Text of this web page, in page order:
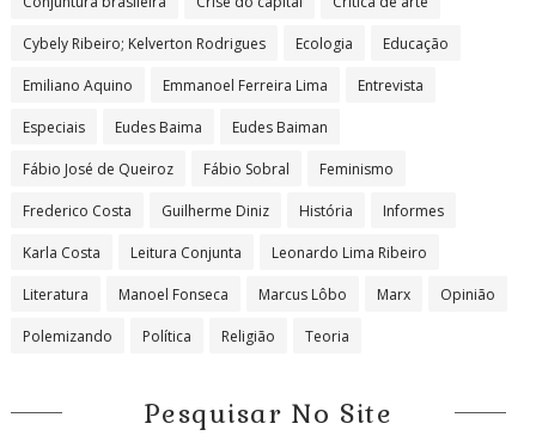
Cybely Ribeiro; Kelverton Rodrigues Ecologia Educação
Emiliano Aquino Emmanoel Ferreira Lima Entrevista
Especiais Eudes Baima Eudes Baiman
Fábio José de Queiroz Fábio Sobral Feminismo
Frederico Costa Guilherme Diniz História Informes
Karla Costa Leitura Conjunta Leonardo Lima Ribeiro
Literatura Manoel Fonseca Marcus Lôbo Marx Opinião
Polemizando Política Religião Teoria
Pesquisar No Site